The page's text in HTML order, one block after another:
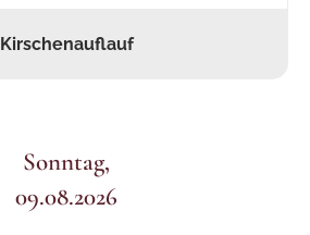
Kirschenauflauf
Sonntag,
09.08.2026